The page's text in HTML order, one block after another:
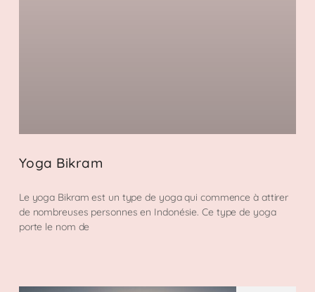
Yoga Bikram
Le yoga Bikram est un type de yoga qui commence à attirer
de nombreuses personnes en Indonésie. Ce type de yoga
porte le nom de